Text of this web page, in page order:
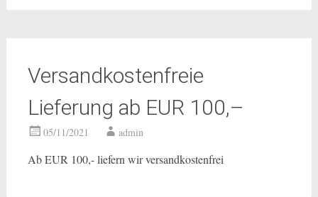
Versandkostenfreie
Lieferung ab EUR 100,–
05/11/2021 admin
Ab EUR 100,- liefern wir versandkostenfrei